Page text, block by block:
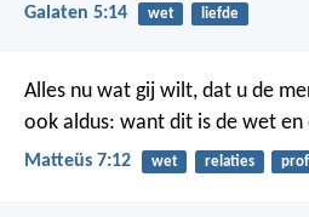
Galaten 5:14 wet liefde
Alles nu wat gij wilt, dat u de
ook aldus: want dit is de wet
Matteüs 7:12 wet relaties